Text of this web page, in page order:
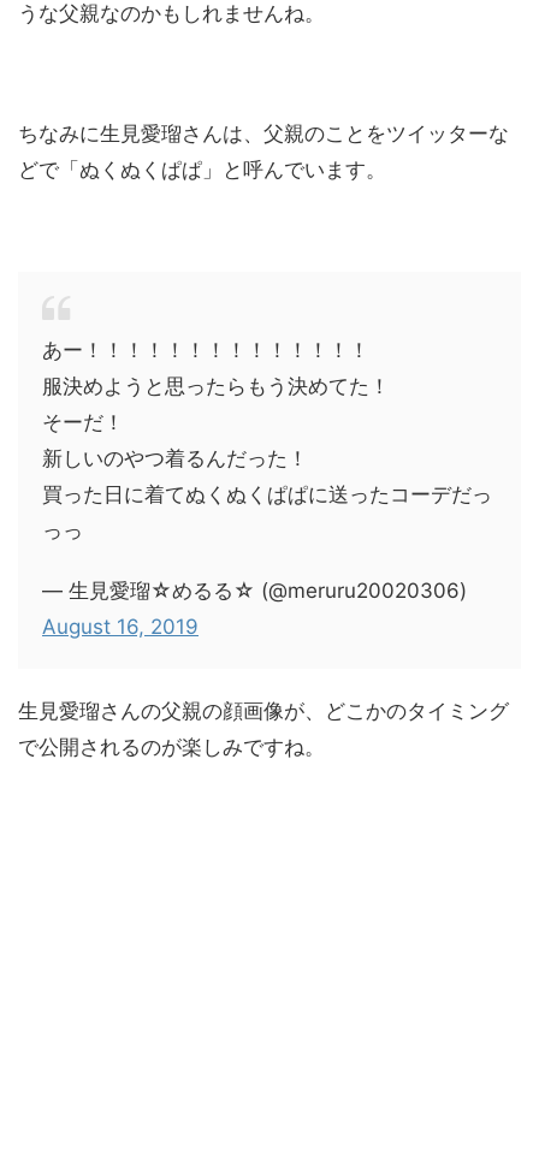
うな父親なのかもしれませんね。
ちなみに生見愛瑠さんは、父親のことをツイッターな
どで「ぬくぬくぱぱ」と呼んでいます。
あー！！！！！！！！！！！！！！
服決めようと思ったらもう決めてた！
そーだ！
新しいのやつ着るんだった！
買った日に着てぬくぬくぱぱに送ったコーデだっ
っっ
— 生見愛瑠☆めるる☆ (@meruru20020306)
August 16, 2019
生見愛瑠さんの父親の顔画像が、どこかのタイミング
で公開されるのが楽しみですね。